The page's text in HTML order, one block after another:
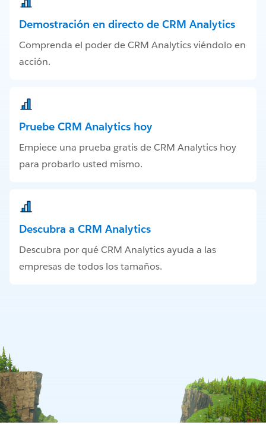
Demostración en directo de CRM Analytics
Comprenda el poder de CRM Analytics viéndolo en
acción.
Pruebe CRM Analytics hoy
Empiece una prueba gratis de CRM Analytics hoy
para probarlo usted mismo.
Descubra a CRM Analytics
Descubra por qué CRM Analytics ayuda a las
empresas de todos los tamaños.